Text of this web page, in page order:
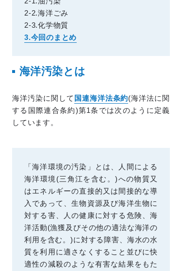
2-2.海洋ごみ
2-3.化学物質
3.今回のまとめ
海洋汚染とは
海洋汚染に関して 国連海洋法条約(海洋法に関
する国際連合条約)第1条では次のように定義
しています。
「海洋環境の汚染」とは、人間による
海洋環境(三角江を含む。)への物質又
はエネルギーの直接的又は間接的な導
入であって、生物資源及び海洋生物に
対する害、人の健康に対する危険、海
洋活動(漁獲及びその他の適法な海洋の
利用を含む。)に対する障害、海水の水
質を利用に適さなくすること並びに快
適性の減殺のような有害な結果をもた